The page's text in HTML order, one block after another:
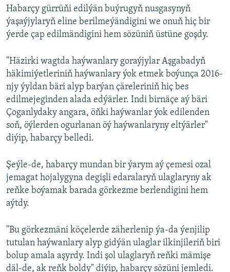
Habarçy gürrüňi edilýän buýrugyň nusgasynyň
ýaşaýjylaryň eline berilmeýändigini we onuň hiç bir
ýerde çap edilmändigini hem sözüniň üstüne goşdy.
"Häzirki wagtda haýwanlary goraýjylar Aşgabadyň
häkimiýetleriniň haýwanlary ýok etmek boýunça 2016-
njy ýyldan bäri alyp barýan çäreleriniň hiç bes
edilmejeginden alada edýärler. Indi birnäçe aý bäri
Çoganlydaky angara, öňki haýwanlar ýok edilenden
soň, öýlerden ogurlanan öý haýwanlaryny eltýärler"
diýip, habarçy belledi.
Şeýle-de, habarçy mundan bir ýarym aý çemesi ozal
jemagat hojalygyna degişli edaralaryň ulaglaryny ak
reňke boýamak barada görkezme berlendigini hem
aýtdy.
"Bu görkezmäni köçelerde zäherlenip ýa-da ýenjilip
tutulan haýwanlary alyp gidýän ulaglar ilkinjileriň biri
bolup amala aşyrdy. Indi şol ulaglaryň reňki mämişe
däl-de, ak reňk boldy" diýip, habarçy sözüni jemledi.